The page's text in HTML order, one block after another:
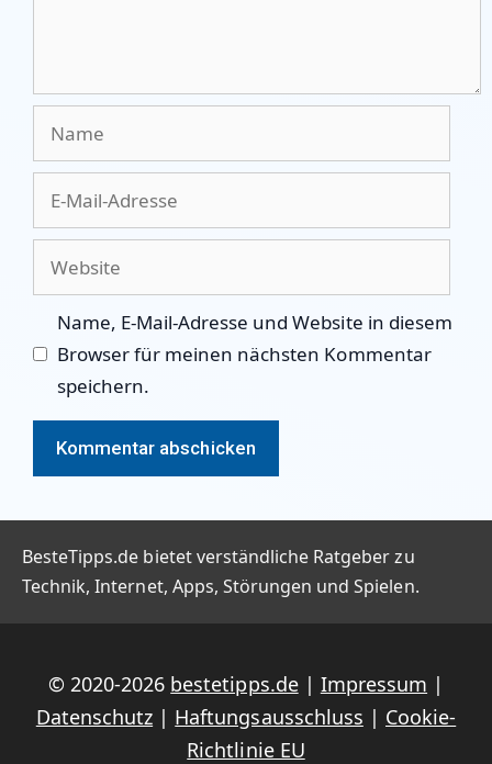
Name, E-Mail-Adresse und Website in diesem
Browser für meinen nächsten Kommentar
speichern.
BesteTipps.de bietet verständliche Ratgeber zu
Technik, Internet, Apps, Störungen und Spielen.
© 2020-2026 bestetipps.de| Impressum |
Datenschutz | Haftungsausschluss | Cookie-
Richtlinie EU